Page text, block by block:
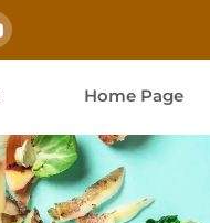
Home Page